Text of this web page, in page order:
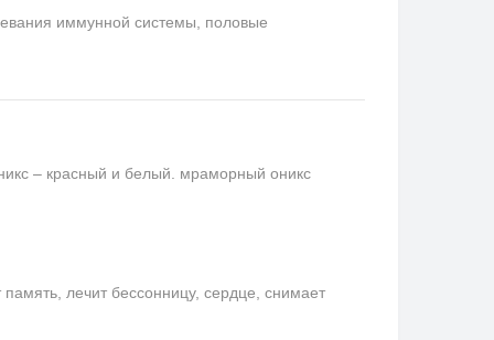
иммунной системы, половые
– красный и белый. мраморный оникс
лечит бессонницу, сердце, снимает